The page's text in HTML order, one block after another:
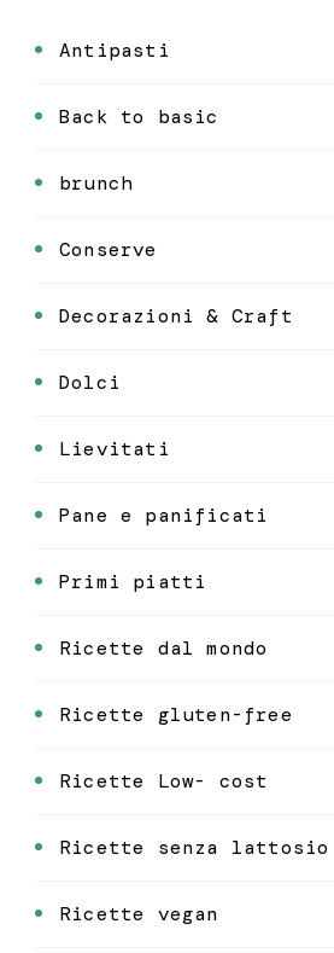
Antipasti
Back to basic
brunch
Conserve
Decorazioni & Craft
Dolci
Lievitati
Pane e panificati
Primi piatti
Ricette dal mondo
Ricette gluten-free
Ricette Low- cost
Ricette senza lattosio
Ricette vegan